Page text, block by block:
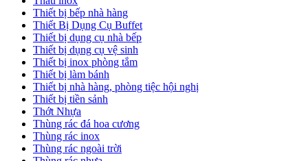
Thiết bị bếp nhà hàng
Thiết Bị Dụng Cụ Buffet
Thiết bị dụng cụ nhà bếp
Thiết bị dụng cụ vệ sinh
Thiết bị inox phòng tắm
Thiết bị làm bánh
Thiết bị nhà hàng, phòng tiệc hội nghị
Thiết bị tiền sảnh
Thớt Nhựa
Thùng rác đá hoa cương
Thùng rác inox
Thùng rác ngoài trời